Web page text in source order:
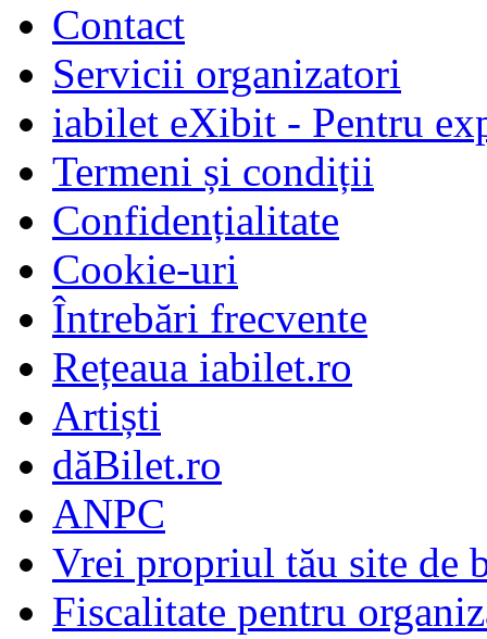
Contact
Servicii organizatori
iabilet eXibit - Pentru
Termeni și condiții
Confidențialitate
Cookie-uri
Întrebări frecvente
Rețeaua iabilet.ro
Artiști
dăBilet.ro
ANPC
Vrei propriul tău site de
Fiscalitate pentru